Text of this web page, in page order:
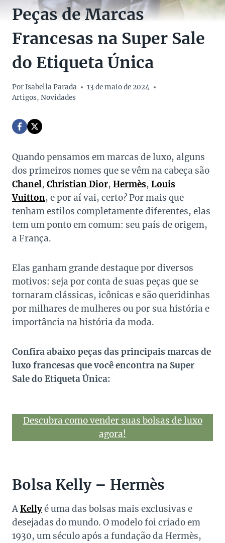
Peças de Marcas
Francesas na Super Sale
do Etiqueta Única
PorIsabella Parada
13 de maio de 2024
Artigos, Novidades
Quando pensamos em marcas de luxo, alguns
dos primeiros nomes que se vêm na cabeça são
Chanel, Christian Dior, Hermès, Louis
Vuitton, e por aí vai, certo? Por mais que
tenham estilos completamente diferentes, elas
tem um ponto em comum: seu país de origem,
a França.
Elas ganham grande destaque por diversos
motivos: seja por conta de suas peças que se
tornaram clássicas, icônicas e são queridinhas
por milhares de mulheres ou por sua história e
importância na história da moda.
Confira abaixo peças das principais marcas de
luxo francesas que você encontra na Super
Sale do Etiqueta Única:
Descubra como vender suas bolsas de luxo
agora!
Bolsa Kelly – Hermès
AKellyé uma das bolsas mais exclusivas e
desejadas do mundo. O modelo foi criado em
1930, um século após a fundação da Hermès,